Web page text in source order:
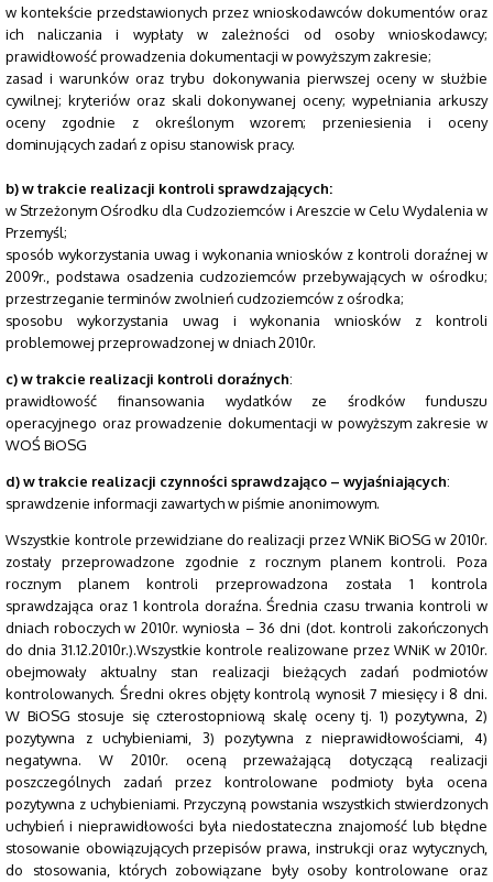
w kontekście przedstawionych przez wnioskodawców dokumentów oraz
ich naliczania i wypłaty w zależności od osoby wnioskodawcy;
prawidłowość prowadzenia dokumentacji w powyższym zakresie;
zasad i warunków oraz trybu dokonywania pierwszej oceny w służbie
cywilnej; kryteriów oraz skali dokonywanej oceny; wypełniania arkuszy
oceny zgodnie z określonym wzorem; przeniesienia i oceny
dominujących zadań z opisu stanowisk pracy.
b) w trakcie realizacji kontroli sprawdzających:
w Strzeżonym Ośrodku dla Cudzoziemców i Areszcie w Celu Wydalenia w
Przemyśl;
sposób wykorzystania uwag i wykonania wniosków z kontroli doraźnej w
2009r., podstawa osadzenia cudzoziemców przebywających w ośrodku;
przestrzeganie terminów zwolnień cudzoziemców z ośrodka;
sposobu wykorzystania uwag i wykonania wniosków z kontroli
problemowej przeprowadzonej w dniach 2010r.
c) w trakcie realizacji kontroli doraźnych:
prawidłowość finansowania wydatków ze środków funduszu
operacyjnego oraz prowadzenie dokumentacji w powyższym zakresie w
WOŚ BiOSG
d) w trakcie realizacji czynności sprawdzająco – wyjaśniających:
sprawdzenie informacji zawartych w piśmie anonimowym.
Wszystkie kontrole przewidziane do realizacji przez WNiK BiOSG w 2010r.
zostały przeprowadzone zgodnie z rocznym planem kontroli. Poza
rocznym planem kontroli przeprowadzona została 1 kontrola
sprawdzająca oraz 1 kontrola doraźna. Średnia czasu trwania kontroli w
dniach roboczych w 2010r. wyniosła – 36 dni (dot. kontroli zakończonych
do dnia 31.12.2010r.).Wszystkie kontrole realizowane przez WNiK w 2010r.
obejmowały aktualny stan realizacji bieżących zadań podmiotów
kontrolowanych. Średni okres objęty kontrolą wynosił 7 miesięcy i 8 dni.
W BiOSG stosuje się czterostopniową skalę oceny tj. 1) pozytywna, 2)
pozytywna z uchybieniami, 3) pozytywna z nieprawidłowościami, 4)
negatywna. W 2010r. oceną przeważającą dotyczącą realizacji
poszczególnych zadań przez kontrolowane podmioty była ocena
pozytywna z uchybieniami. Przyczyną powstania wszystkich stwierdzonych
uchybień i nieprawidłowości była niedostateczna znajomość lub błędne
stosowanie obowiązujących przepisów prawa, instrukcji oraz wytycznych,
do stosowania, których zobowiązane były osoby kontrolowane oraz